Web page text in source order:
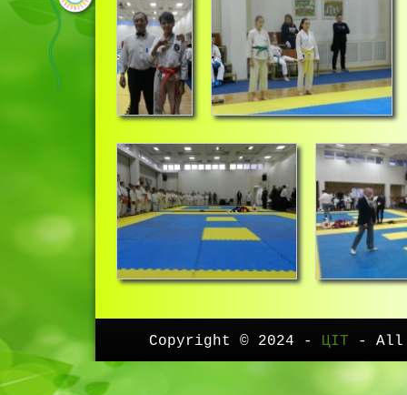
Copyright © 2024 - ЦІТ - All